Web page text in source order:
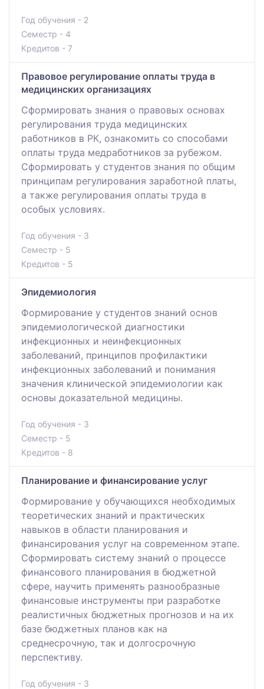
Год обучения - 2
Семестр - 4
Кредитов - 7
Правовое регулирование оплаты труда в
медицинских организациях
Сформировать знания о правовых основах
регулирования труда медицинских
работников в РК, ознакомить со способами
оплаты труда медработников за рубежом.
Сформировать у студентов знания по общим
принципам регулирования заработной платы,
а также регулирования оплаты труда в
особых условиях.
Год обучения - 3
Семестр - 5
Кредитов - 5
Эпидемиология
Формирование у студентов знаний основ
эпидемиологической диагностики
инфекционных и неинфекционных
заболеваний, принципов профилактики
инфекционных заболеваний и понимания
значения клинической эпидемиологии как
основы доказательной медицины.
Год обучения - 3
Семестр - 5
Кредитов - 8
Планирование и финансирование услуг
Формирование у обучающихся необходимых
теоретических знаний и практических
навыков в области планирования и
финансирования услуг на современном этапе.
Сформировать систему знаний о процессе
финансового планирования в бюджетной
сфере, научить применять разнообразные
финансовые инструменты при разработке
реалистичных бюджетных прогнозов и на их
базе бюджетных планов как на
среднесрочную, так и долгосрочную
перспективу.
Год обучения - 3